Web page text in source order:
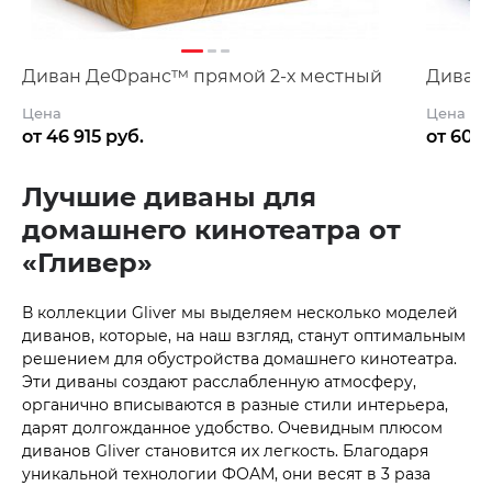
Диван ДеФранс™️ прямой 2-х местный
Цена
от 46 915 руб.
Диван
Цена
от 60
Лучшие диваны для
домашнего кинотеатра от
«Гливер»
В коллекции Gliver мы выделяем несколько моделей
диванов, которые, на наш взгляд, станут оптимальным
решением для обустройства домашнего кинотеатра.
Эти диваны создают расслабленную атмосферу,
органично вписываются в разные стили интерьера,
дарят долгожданное удобство. Очевидным плюсом
диванов Gliver становится их легкость. Благодаря
уникальной технологии ФОАМ, они весят в 3 раза